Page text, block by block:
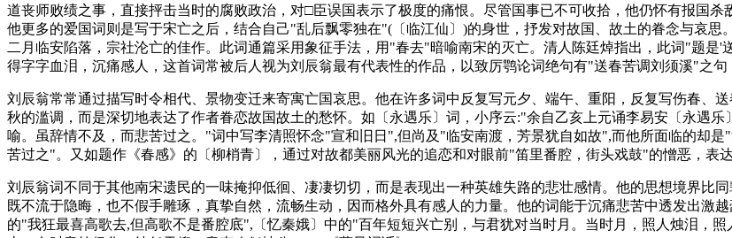
道丧师败绩之事，直接抨击当时的腐败政治，对□臣误国表示了极度的痛恨。尽管国事已不可收拾，他仍怀有报国
他更多的爱国词则是写于宋亡之后，结合自己"乱后飘零独在"(〔临江仙〕)的身世，抒发对故国、故土的眷念与哀
二月临安陷落，宗社沦亡的佳作。此词通篇采用象征手法，用"春去"暗喻南宋的灭亡。清人陈廷焯指出，此词"题
得字字血泪，沉痛感人，这首词常被后人视为刘辰翁最有代表性的作品，以致厉鹗论词绝句有"送春苦调刘须溪"之句
刘辰翁常常通过描写时令相代、景物变迁来寄寓亡国哀思。他在许多词中反复写元夕、端午、重阳，反复写伤春、
秋的滥调，而是深切地表达了作者眷恋故国故土的愁怀。如〔永遇乐〕词，小序云:"余自乙亥上元诵李易安〔永遇
喻。虽辞情不及，而悲苦过之。"词中写李清照怀念"宣和旧日",但尚及"临安南渡，芳景犹自如故",而他所面临的却
苦过之"。又如题作《春感》的〔柳梢青〕，通过对故都美丽风光的追恋和对眼前"笛里番腔，街头戏鼓"的憎恶，表
刘辰翁词不同于其他南宋遗民的一味掩抑低徊、凄凄切切，而是表现出一种英雄失路的悲壮感情。他的思想境界比
既不流于隐晦，也不假手雕琢，真挚自然，流畅生动，因而格外具有感人的力量。他的词能于沉痛悲苦中透发出激
的"我狂最喜高歌去,但高歌不是番腔底",〔忆秦娥〕中的"百年短短兴亡别，与君犹对当时月。当时月，照人烛泪，